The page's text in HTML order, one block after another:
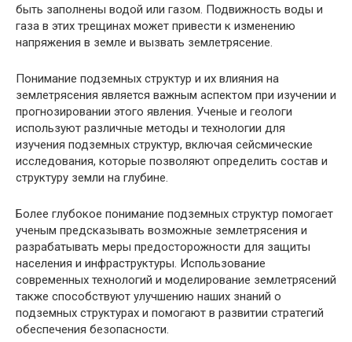
быть заполнены водой или газом. Подвижность воды и
газа в этих трещинах может привести к изменению
напряжения в земле и вызвать землетрясение.
Понимание подземных структур и их влияния на
землетрясения является важным аспектом при изучении и
прогнозировании этого явления. Ученые и геологи
используют различные методы и технологии для
изучения подземных структур, включая сейсмические
исследования, которые позволяют определить состав и
структуру земли на глубине.
Более глубокое понимание подземных структур помогает
ученым предсказывать возможные землетрясения и
разрабатывать меры предосторожности для защиты
населения и инфраструктуры. Использование
современных технологий и моделирование землетрясений
также способствуют улучшению наших знаний о
подземных структурах и помогают в развитии стратегий
обеспечения безопасности.